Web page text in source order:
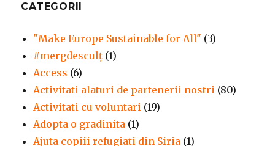
CATEGORII
"Make Europe Sustainable for All" (3)
#mergdesculţ (1)
Access (6)
Activitati alaturi de partenerii nostri (80)
Activitati cu voluntari (19)
Adopta o gradinita (1)
Ajuta copiii refugiati din Siria (1)